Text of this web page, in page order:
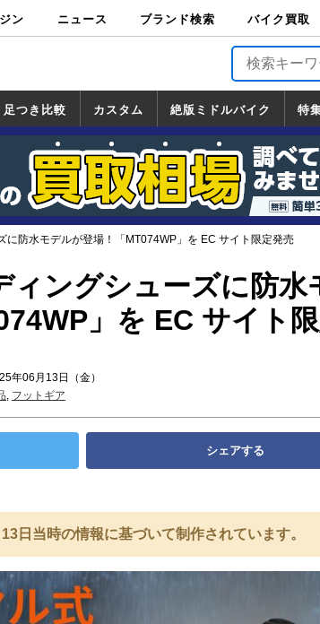
ン ニュース ブランド検索 バイク買取
バイク買取
足つき比較 カスタム
カスタム
一覧
ホンダ
ヤマハ
スズキ
カワサキ
絶版ミドルバイク
絶版ミドルバイク
一覧
ホンダ
ヤマハ
スズキ
カワサキ
特
道の駅調査隊
ツーリング情報局
日本の道50選
国道めぐり
林道ツーリング
に防水モデルが登場！「MT074WP」を EC サイト限定発売
ィングシューズに防水
」を EC サイト
年06月13日（金）
, フットギア
シェアする
日当時の情報に基づいて制作されています。